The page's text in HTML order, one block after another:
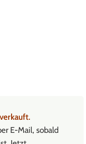
E-Mail, sobald